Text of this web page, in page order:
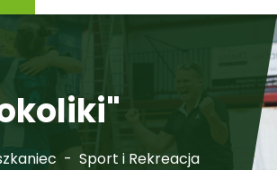
Sport i Rekreacja